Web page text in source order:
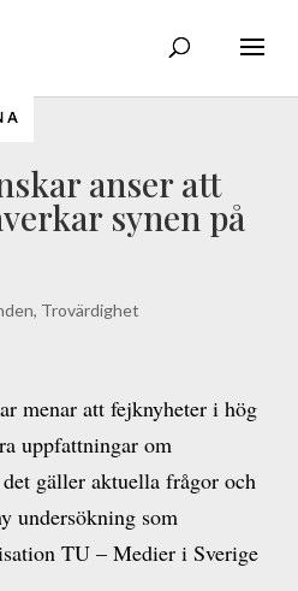
anser att
synen på
, Trovärdighet
menar att fejknyheter i hög
uppfattningar om
gäller aktuella frågor och
undersökning som
TU – Medier i Sverige